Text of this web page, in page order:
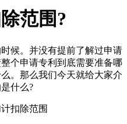
范围?
。并没有提前了解过申请
个申请专利到底需要准备哪
。那么我们今天就给大家介
什么?